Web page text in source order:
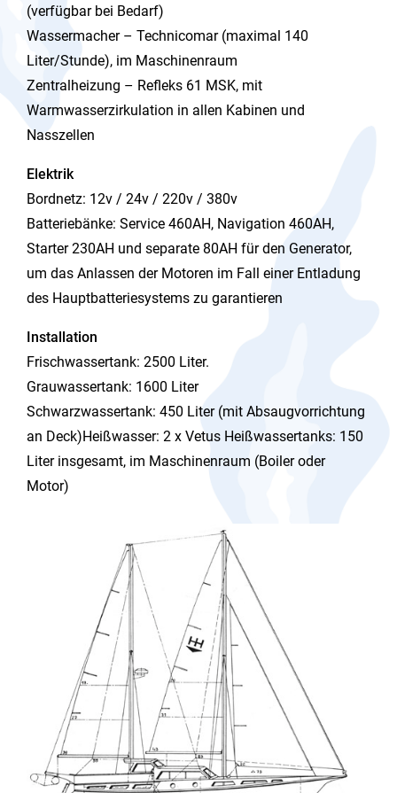
(verfügbar bei Bedarf)
Wassermacher – Technicomar (maximal 140
Liter/Stunde), im Maschinenraum
Zentralheizung – Refleks 61 MSK, mit
Warmwasserzirkulation in allen Kabinen und
Nasszellen
Elektrik
Bordnetz: 12v / 24v / 220v / 380v
Batteriebänke: Service 460AH, Navigation 460AH,
Starter 230AH und separate 80AH für den Generator,
um das Anlassen der Motoren im Fall einer Entladung
des Hauptbatteriesystems zu garantieren
Installation
Frischwassertank: 2500 Liter.
Grauwassertank: 1600 Liter
Schwarzwassertank: 450 Liter (mit Absaugvorrichtung
an Deck)Heißwasser: 2 x Vetus Heißwassertanks: 150
Liter insgesamt, im Maschinenraum (Boiler oder
Motor)